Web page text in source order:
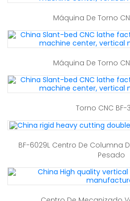
Máquina De Torno
Máquina De Torno
Torno CNC BF-
BF-6029L Centro De Columna
Pesado